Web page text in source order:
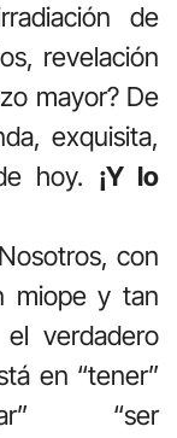
de
revelación
mayor? De
exquisita,
hoy. ¡Y lo
Nosotros, con
miope y tan
verdadero
en “tener”
“ser